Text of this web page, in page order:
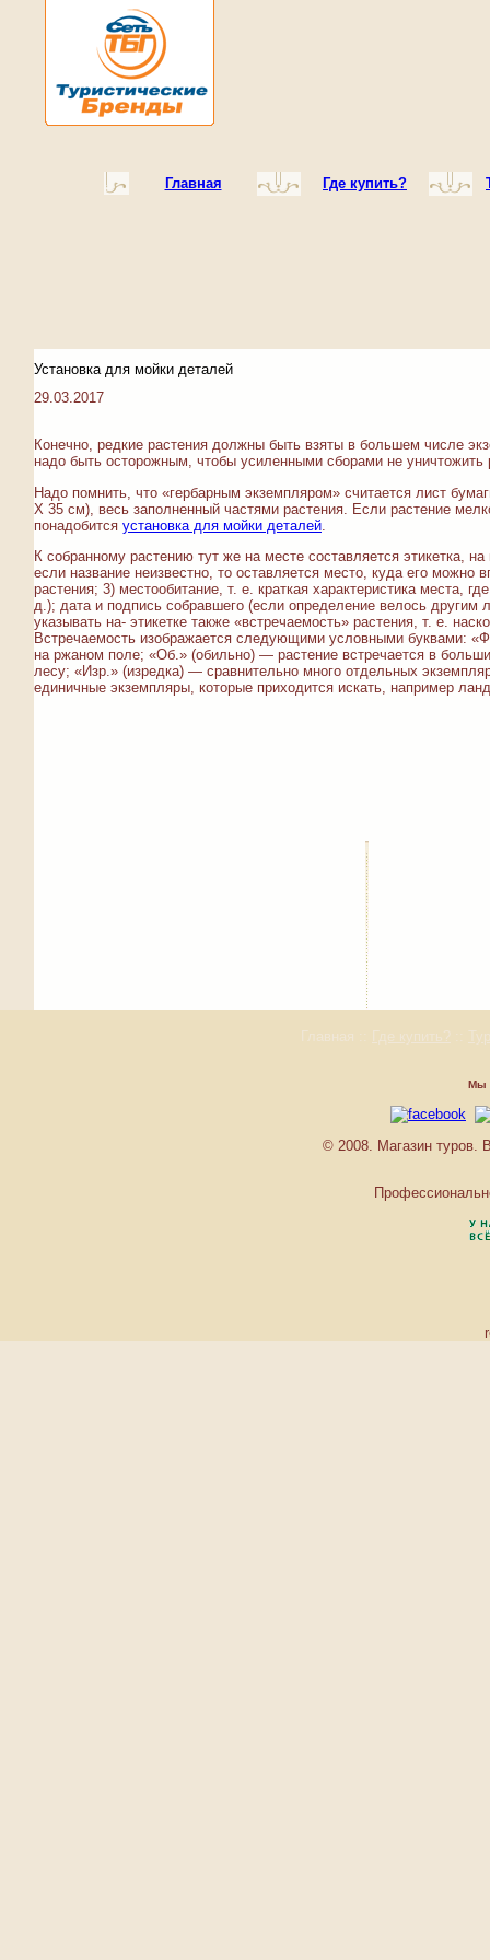
Главная Где купить?
Установка для мойки деталей
29.03.2017
Конечно, редкие растения должны быть взяты в большем числе
надо быть осторожным, чтобы усиленными сборами не уничтожить
Надо помнить, что «гербарным экземпляром» считается лист
X 35 см), весь заполненный частями растения. Если растение
понадобится установка для мойки деталей
К собранному растению тут же на месте составляется этикетка,
если название неизвестно, то оставляется место, куда его
растения; 3) местообитание, т. е. краткая характеристика места,
д.); дата и подпись собравшего (если определение велось другим
указывать на- этикетке также «встречаемость» растения, т. е.
Встречаемость изображается следующими условными буквами:
на ржаном поле; «Об.» (обильно) — растение встречается в
лесу; «Изр.» (изредка) — сравнительно много отдельных
единичные экземпляры, которые приходится искать, например
Главная Где купить?
Мы
© 2008. Магазин